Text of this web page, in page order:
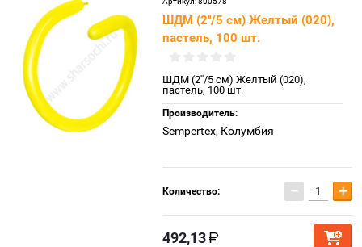
ШДМ (2''/5 см) Желтый (020),
пастель, 100 шт.
ШДМ (2''/5 см) Желтый (020),
пастель, 100 шт.
Производитель:
Sempertex, Колумбия
Количество: − +
492,13